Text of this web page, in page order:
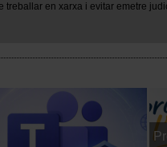
treballar en xarxa i evitar emetre